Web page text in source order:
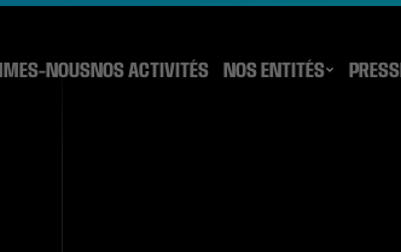
NOUSNOS ACTIVITÉS NOS ENTITÉS